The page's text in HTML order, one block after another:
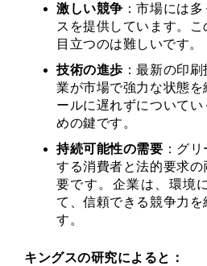
激しい競争 ：市場には
スを提供しています。こ
目立つのは難しいです。
技術の進歩 ：最新の印
業が市場で強力な状態
ールに遅れずについて
めの鍵です。
持続可能性の需要 ：グ
する消費者と法的要求
要です。企業は、環境
て、信頼できる競争力
す。
キングスの研究によると：